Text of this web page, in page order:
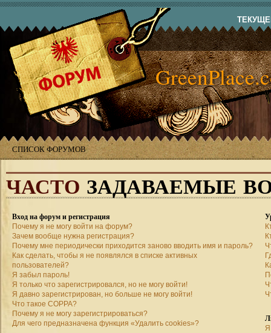
СПИСОК ФОРУМОВ
ЧАСТО ЗАДАВАЕМЫЕ
Вход на форум и регистрация
Почему я не могу войти на форум?
Зачем вообще нужна регистрация?
Почему мне периодически приходится заново вводить имя и пароль?
Как сделать, чтобы я не появлялся в списке активных
пользователей?
Я забыл пароль!
Я только что зарегистрировался, но не могу войти!
Я давно зарегистрирован, но больше не могу войти!
Что такое COPPA?
Почему я не могу зарегистрироваться?
Для чего предназначена функция «Удалить cookies»?
Я